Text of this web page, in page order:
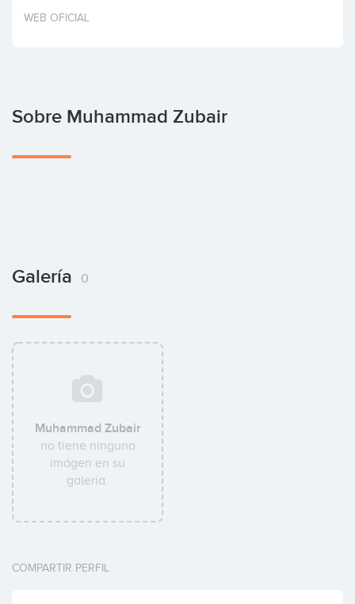
Invertir
WEB OFICIAL
Sobre Muhammad Zubair
Galería 0
Muhammad Zubair
no tiene ninguna
imágen en su
galería.
COMPARTIR PERFIL